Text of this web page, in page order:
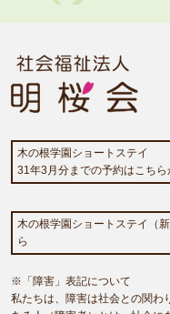
木の根学園ショートステイ
31年3月分までの予約はこちら
木の根学園ショートステイ（
ら
※「障害」表記について
私たちは、障害は社会との関わ